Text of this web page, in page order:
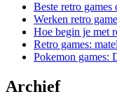
Beste retro
Werken retro
Hoe begin je met
Retro games:
Pokemon games:
Archief